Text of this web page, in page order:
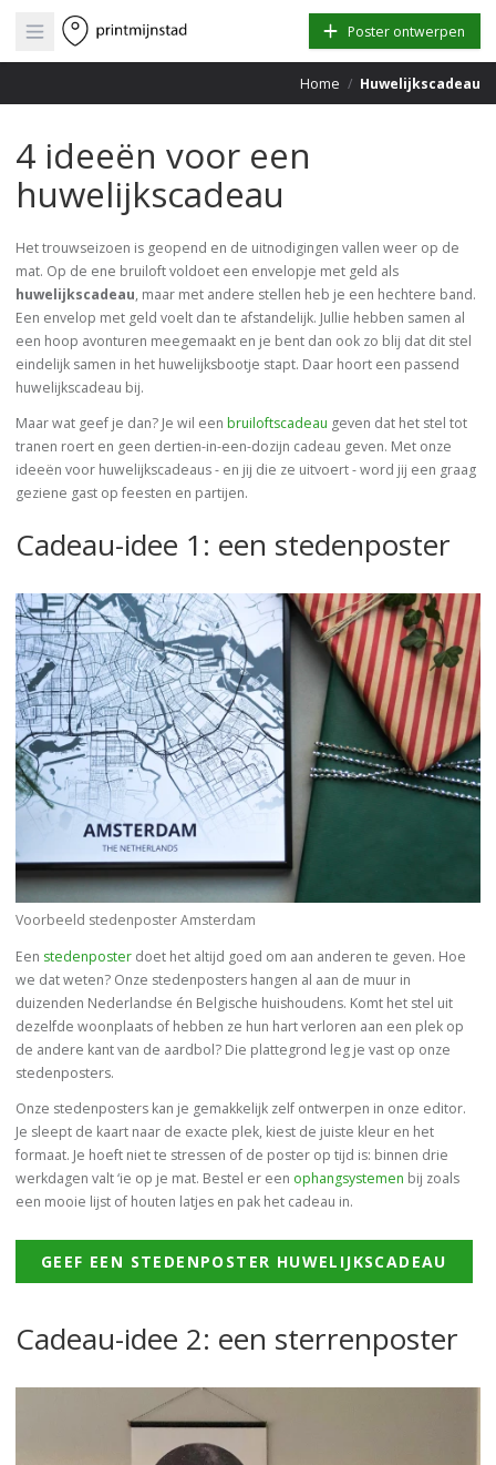
Open main menu Poster ontwerpen
Home / Huwelijkscadeau
4 ideeën voor een
huwelijkscadeau
Het trouwseizoen is geopend en de uitnodigingen vallen weer op de
mat. Op de ene bruiloft voldoet een envelopje met geld als
huwelijkscadeau, maar met andere stellen heb je een hechtere band.
Een envelop met geld voelt dan te afstandelijk. Jullie hebben samen al
een hoop avonturen meegemaakt en je bent dan ook zo blij dat dit stel
eindelijk samen in het huwelijksbootje stapt. Daar hoort een passend
huwelijkscadeau bij.
Maar wat geef je dan? Je wil een bruiloftscadeau geven dat het stel tot
tranen roert en geen dertien-in-een-dozijn cadeau geven. Met onze
ideeën voor huwelijkscadeaus - en jij die ze uitvoert - word jij een graag
geziene gast op feesten en partijen.
Cadeau-idee 1: een stedenposter
Voorbeeld stedenposter Amsterdam
Een stedenposter doet het altijd goed om aan anderen te geven. Hoe
we dat weten? Onze stedenposters hangen al aan de muur in
duizenden Nederlandse én Belgische huishoudens. Komt het stel uit
dezelfde woonplaats of hebben ze hun hart verloren aan een plek op
de andere kant van de aardbol? Die plattegrond leg je vast op onze
stedenposters.
Onze stedenposters kan je gemakkelijk zelf ontwerpen in onze editor.
Je sleept de kaart naar de exacte plek, kiest de juiste kleur en het
formaat. Je hoeft niet te stressen of de poster op tijd is: binnen drie
werkdagen valt ‘ie op je mat. Bestel er een ophangsystemen bij zoals
een mooie lijst of houten latjes en pak het cadeau in.
GEEF EEN STEDENPOSTER HUWELIJKSCADEAU
Cadeau-idee 2: een sterrenposter